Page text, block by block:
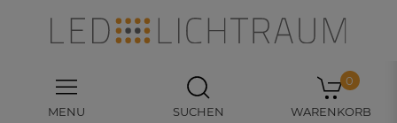
MENU SUCHEN
0
WARENKORB